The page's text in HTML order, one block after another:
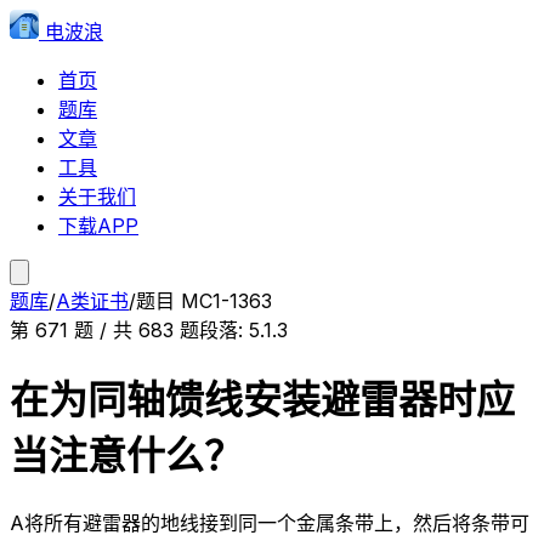
电波浪
首页
题库
文章
工具
关于我们
下载APP
题库/A类证书/题目 MC1-1363
第 671 题 / 共 683 题段落: 5.1.3
在为同轴馈线安装避雷器时应
当注意什么？
A将所有避雷器的地线接到同一个金属条带上，然后将条带可